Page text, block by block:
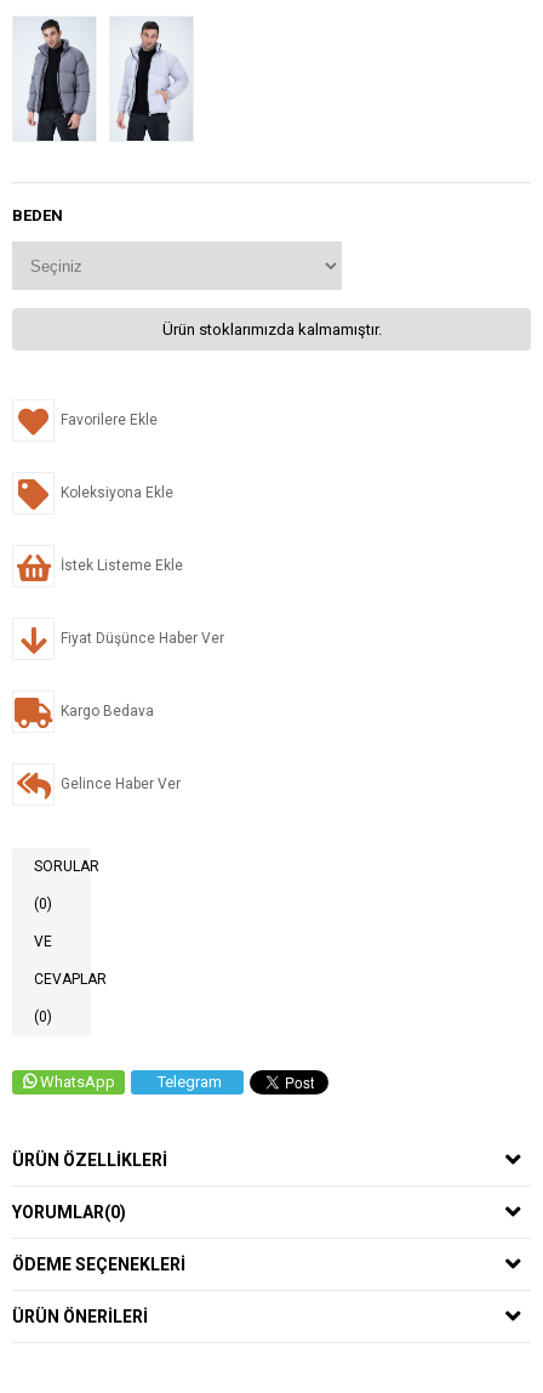
BEDEN
Ürün stoklarımızda kalmamıştır.
Favorilere Ekle
Koleksiyona Ekle
İstek Listeme Ekle
Fiyat Düşünce Haber Ver
Kargo Bedava
Gelince Haber Ver
SORULAR
(0)
VE
CEVAPLAR
(0)
WhatsApp Telegram
ÜRÜN ÖZELLIKLERI
YORUMLAR(0)
ÖDEME SEÇENEKLERI
ÜRÜN ÖNERILERI